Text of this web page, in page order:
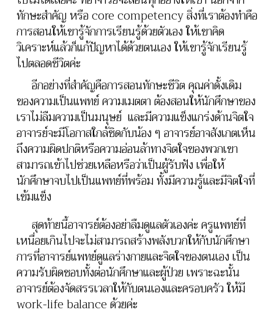
ทักษะสำคัญ หรือ core competency สิ่งที่เราต้องทำคือ
การสอนให้เขารู้จักการเรียนรู้ด้วยตัวเอง ให้เขาคิด
วิเคราะห์แล้วก็แก้ปัญหาได้ด้วยตนเอง ให้เขารู้จักเรียนรู้
ไปตลอดชีวิตค่ะ
อีกอย่างที่สำคัญคือการสอนทักษะชีวิต คุณค่าดั้งเดิม
ของความเป็นแพทย์ ความเมตตา ต้องสอนให้นักศึกษาของ
เราไม่ลืมความเป็นมนุษย์ และมีความแข็งแกร่งด้านจิตใจ
อาจารย์จะมีโอกาสใกล้ชิดกับน้อง ๆ อาจารย์อาจสังเกตเห็น
ถึงความผิดปกติหรือความอ่อนล้าทางจิตใจของพวกเขา
สามารถเข้าไปช่วยเหลือหรือว่าเป็นผู้รับฟัง เพื่อให้
นักศึกษาจบไปเป็นแพทย์ที่พร้อม ทั้งมีความรู้และมีจิตใจที่
เข้มแข็ง
สุดท้ายนี้อาจารย์ต้องอย่าลืมดูแลตัวเองค่ะ ครูแพทย์ที่
เหนื่อยเกินไปจะไม่สามารถสร้างพลังบวกให้กับนักศึกษา
การที่อาจารย์แพทย์ดูแลร่างกายและจิตใจของตนเอง เป็น
ความรับผิดชอบทั้งต่อนักศึกษาและผู้ป่วย เพราะฉะนั้น
อาจารย์ต้องจัดสรรเวลาให้กับตนเองและครอบครัว ให้มี
work-life balance ด้วยค่ะ